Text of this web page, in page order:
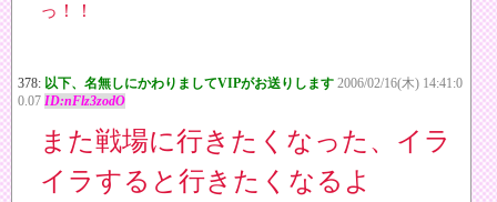
っ！！
378: 以下、名無しにかわりましてVIPがお送りします 2006/02/16(木) 14:41:0
0.07 ID:nFlz3zodO
また戦場に行きたくなった、イラ
イラすると行きたくなるよ